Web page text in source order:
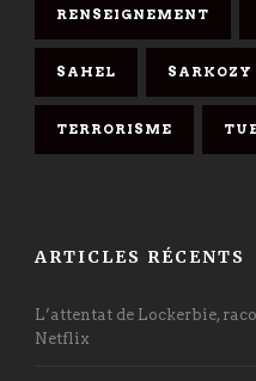
RENSEIGNEMENT
SAHEL SARKOZY
TERRORISME
ARTICLES RÉCENTS
L’attentat de Lockerbie,
Netflix